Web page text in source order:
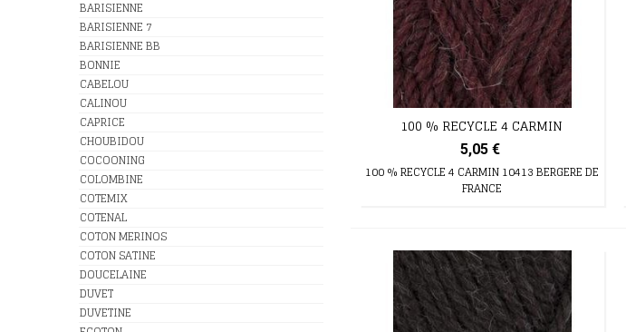
BARISIENNE
BARISIENNE 7
BARISIENNE BB
BONNIE
CABELOU
CALINOU
CAPRICE
CHOUBIDOU
COCOONING
COLOMBINE
COTEMIX
COTENAL
COTON MERINOS
COTON SATINE
DOUCELAINE
DUVET
DUVETINE
100 % RECYCLE 4 CARMIN
5,05 €
100 % RECYCLE 4 CARMIN 10413 BERGERE DE
FRANCE